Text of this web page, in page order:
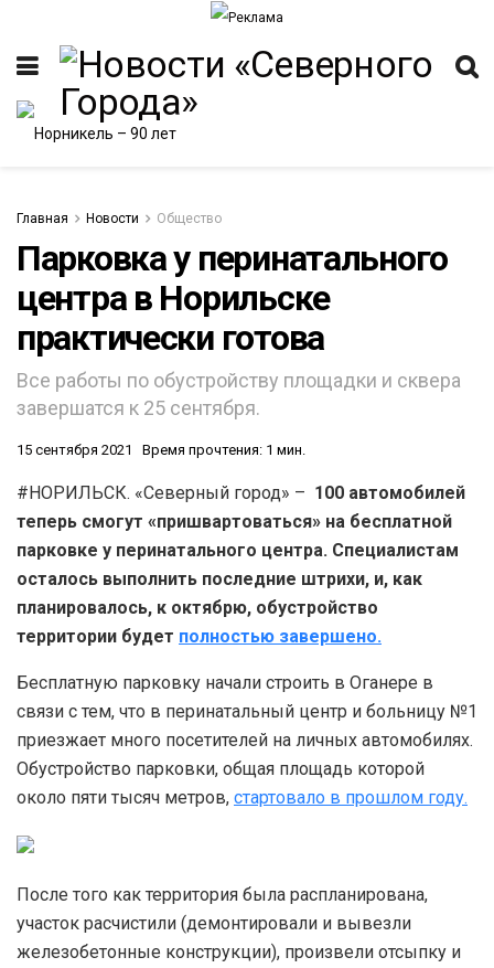
Главная Новости Общество
Парковка у перинатального
центра в Норильске
практически готова
Все работы по обустройству площадки и сквера
завершатся к 25 сентября.
15 сентября 2021 Время прочтения: 1 мин.
#НОРИЛЬСК. «Северный город» – 100 автомобилей
теперь смогут «пришвартоваться» на бесплатной
парковке у перинатального центра. Специалистам
осталось выполнить последние штрихи, и, как
планировалось, к октябрю, обустройство
территории будет полностью завершено.
Бесплатную парковку начали строить в Оганере в
связи с тем, что в перинатальный центр и больницу №1
приезжает много посетителей на личных автомобилях.
Обустройство парковки, общая площадь которой
около пяти тысяч метров, стартовало в прошлом году.
После того как территория была распланирована,
участок расчистили (демонтировали и вывезли
железобетонные конструкции), произвели отсыпку и